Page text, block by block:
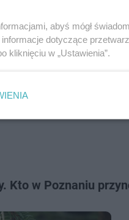
Quiz
Kto w Poznaniu
abyś mógł
dotyczące
kliknięciu w „Ustawienia”.